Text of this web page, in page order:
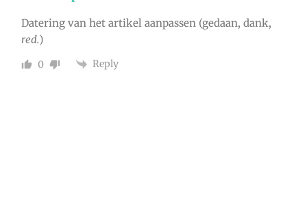
Datering van het artikel aanpassen (gedaan, dank,
red.)
0 Reply